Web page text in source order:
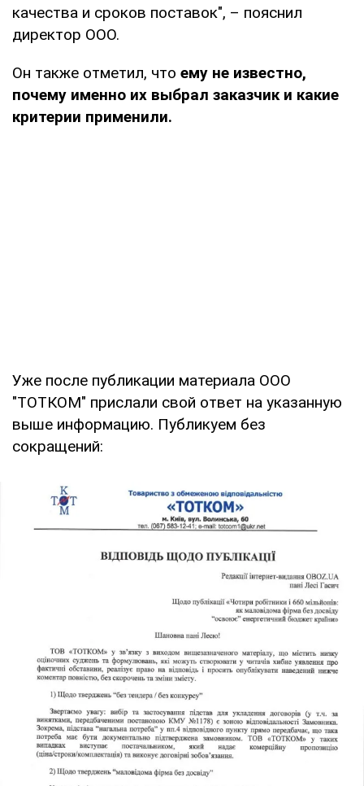
качества и сроков поставок", – пояснил
директор ООО.
Он также отметил, что ему не известно,
почему именно их выбрал заказчик и какие
критерии применили.
Уже после публикации материала ООО
"ТОТКОМ" прислали свой ответ на указанную
выше информацию. Публикуем без
сокращений: